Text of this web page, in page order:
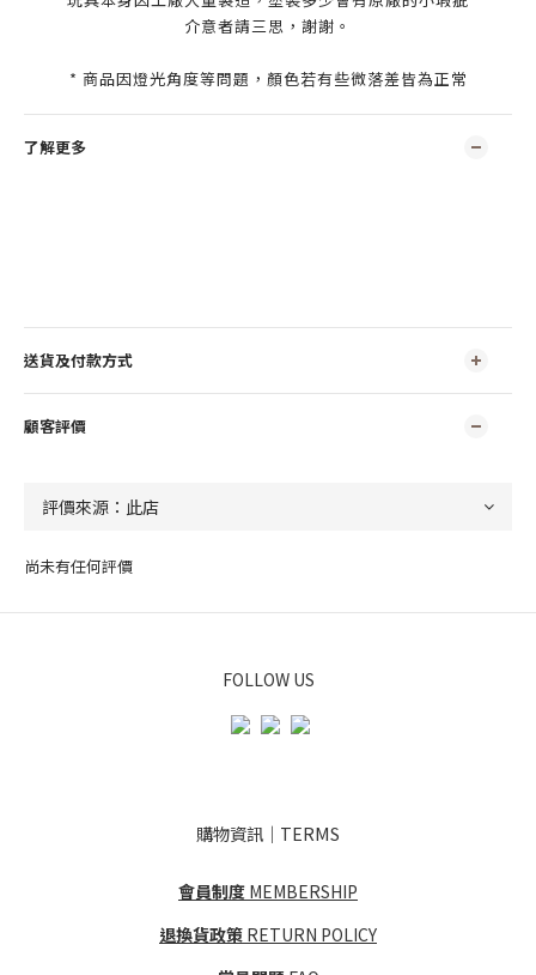
介意者請三思，謝謝。
* 商品因燈光角度等問題，顏色若有些微落差皆為正常
了解更多
送貨及付款方式
顧客評價
尚未有任何評價
FOLLOW US
購物資訊｜TERMS
會員制度 MEMBERSHIP
退換貨政策 RETURN POLICY